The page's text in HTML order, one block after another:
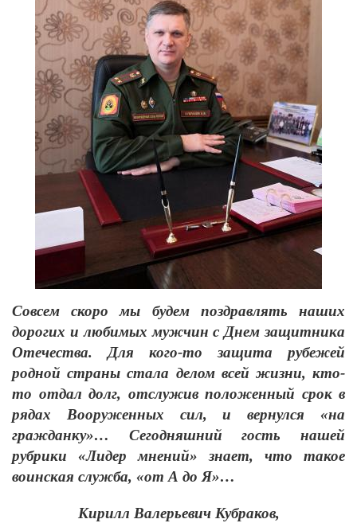
Совсем скоро мы будем поздравлять наших
дорогих и любимых мужчин с Днем защитника
Отечества. Для кого-то защита рубежей
родной страны стала делом всей жизни, кто-
то отдал долг, отслужив положенный срок в
рядах Вооруженных сил, и вернулся «на
гражданку»… Сегодняшний гость нашей
рубрики «Лидер мнений» знает, что такое
воинская служба, «от А до Я»…
Кирилл Валерьевич Кубраков,